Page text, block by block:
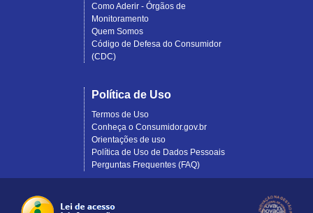
Como Aderir - Órgãos de
Monitoramento
Quem Somos
Código de Defesa do Consumidor
(CDC)
Política de Uso
Termos de Uso
Conheça o Consumidor.gov.br
Orientações de uso
Política de Uso de Dados Pessoais
Perguntas Frequentes (FAQ)